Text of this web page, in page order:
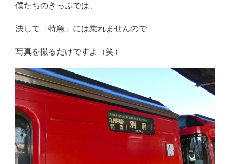
僕たちのきっぷでは、
決して「特急」には乗れませんので
写真を撮るだけですよ（笑）